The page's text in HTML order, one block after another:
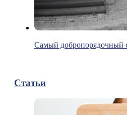
Самый добропорядочный
Статьи